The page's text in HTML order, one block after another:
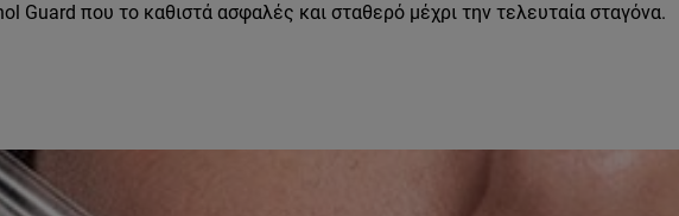
Guard που το καθιστά ασφαλές και σταθερό μέχρι την τελευταία σταγόνα.